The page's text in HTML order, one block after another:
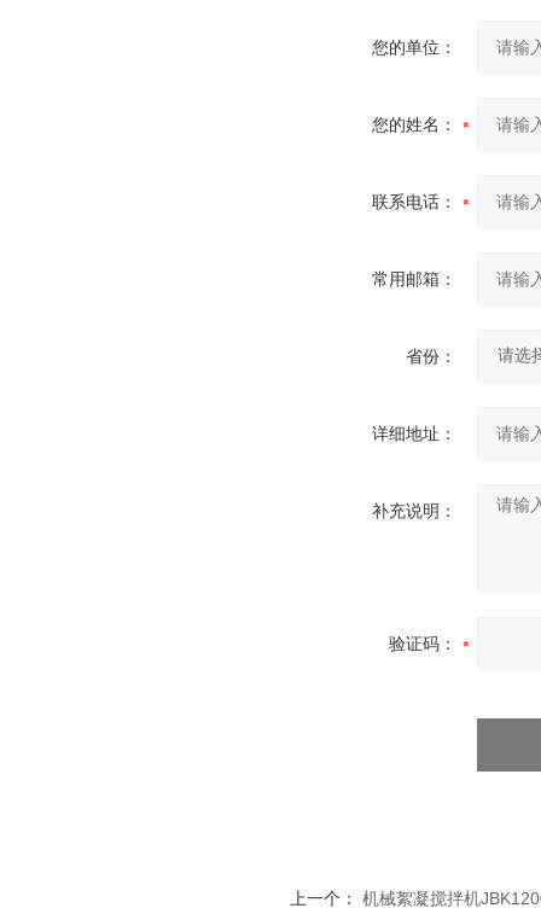
您的单位：
您的姓名：
联系电话：
常用邮箱：
省份：
详细地址：
补充说明：
验证码：
上一个： 机械絮凝搅拌机